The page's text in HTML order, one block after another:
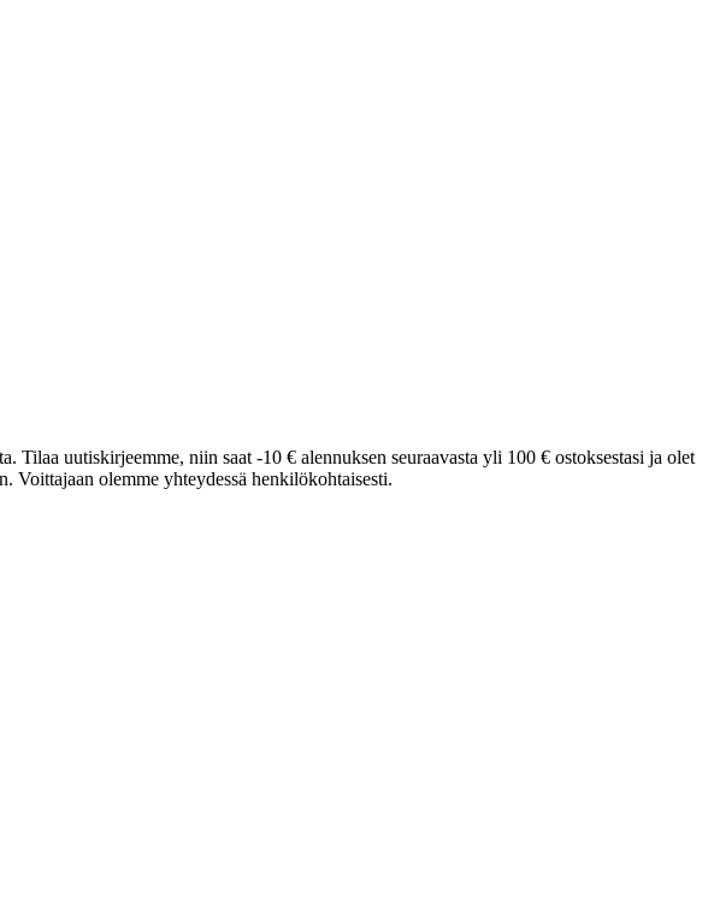
Tilaa uutiskirjeemme, niin saat -10 € alennuksen seuraavasta yli 100 € ostoksestasi ja olet
Voittajaan olemme yhteydessä henkilökohtaisesti.